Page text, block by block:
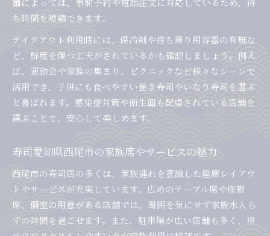
ち時間を短縮できます。
テイクアウト利用時には、保冷剤や持ち帰り用容器の有無な
ど、鮮度を保つ工夫がされているかも確認しましょう。例え
ば、運動会や家族の集まり、ピクニックなど様々なシーンで
活用でき、子供にも食べやすい巻き寿司やいなり寿司を選ぶ
と喜ばれます。感染症対策や衛生面も配慮されている店舗を
選ぶことで、安心して楽しめます。
寿司愛知県西尾市の家族席やサービスの魅力
西尾市の寿司店の多くは、家族連れを意識した座席レイアウ
トやサービスが充実しています。広めのテーブル席や座敷
席、個室の用意がある店舗では、周囲を気にせず家族水入ら
ずの時間を過ごせます。また、駐車場が広い店舗も多く、車